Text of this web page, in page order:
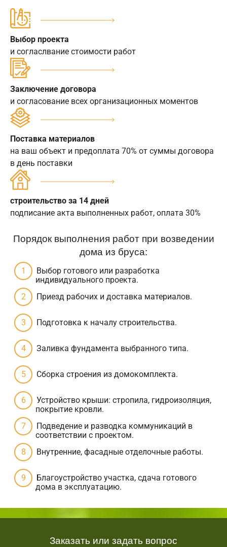
Выбор проекта
и согласлвание стоимости работ
Заключение договора
и согласование всех организационных моментов
Поставка материалов
на ваш объект и предоплата 70% от суммы договора
в день поставки
строительство за 14 дней
подписание акта выполненных работ, оплата 30%
Порядок выполнения работ при возведении
дома из бруса:
Выбор готового или разработка
индивидуального проекта.
Приезд рабочих и доставка материалов.
Подготовка к началу строительства.
Заливка фундамента выбранного типа.
Сборка строения из домокомплекта.
Устройство крыши: стропила, гидроизоляция,
покрытие кровли.
Подведение и разводка коммуникаций в
соответствии с проектом.
Внутренние, фасадные отделочные работы.
Благоустройство участка, сдача готового
дома в эксплуатацию.
Заказать или задать вопрос